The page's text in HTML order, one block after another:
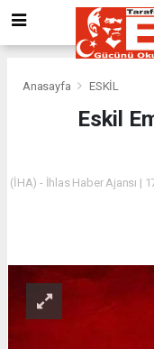
Anasayfa ESKİL
Eskil
(İHA) - İhlas Haber Ajansı |